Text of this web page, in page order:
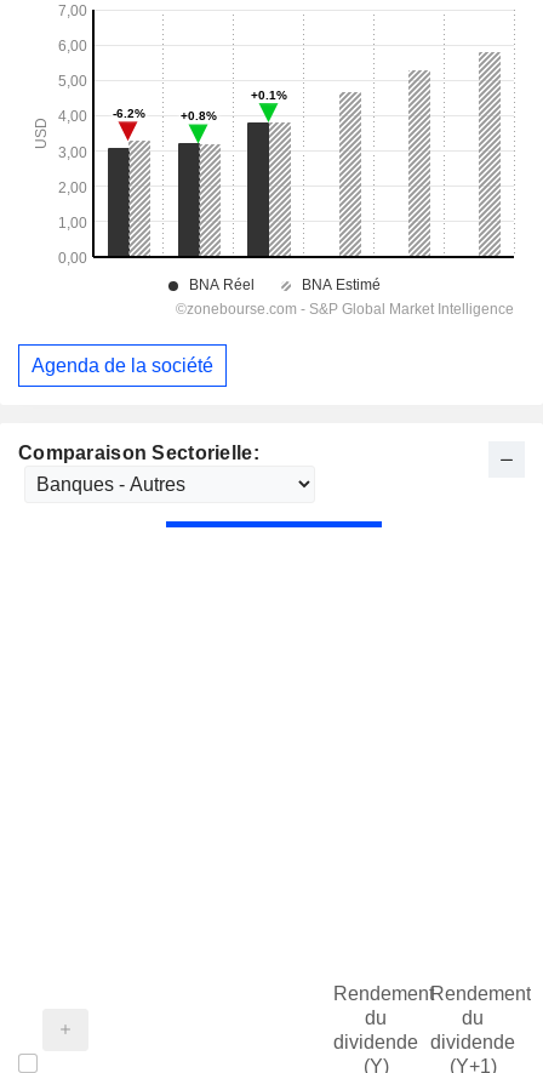
Comparaison Sectorielle:
Rendement
du
dividende
(Y)
Rendement
du
dividende
(Y+1)
Agenda de la société